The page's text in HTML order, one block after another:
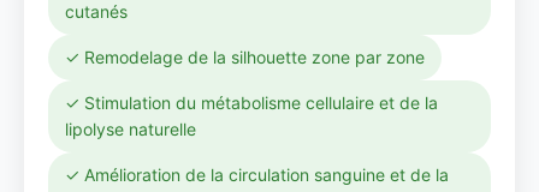
cutanés
✓ Remodelage de la silhouette zone par zone
✓ Stimulation du métabolisme cellulaire et de la
lipolyse naturelle
✓ Amélioration de la circulation sanguine et de la